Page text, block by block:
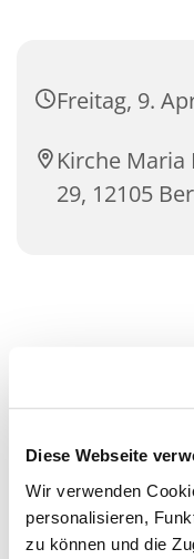
Diese Webseite
Wir verwenden
personalisieren,
zu können und die
Freitag, 9.
Kirche Maria
29, 12105